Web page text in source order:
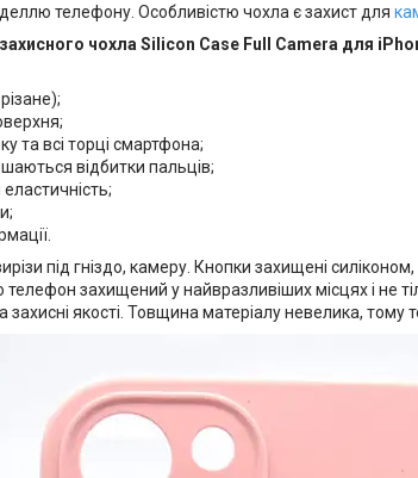
телефону. Особливістю чохла є захист для
чохла Silicon Case Full Camera для
та всі торці смартфона;
відбитки пальців;
еластичність;
під гніздо, камеру. Кнопки захищені
захищений у найвразливіших місцях і не
якості. Товщина матеріалу невелика, тому